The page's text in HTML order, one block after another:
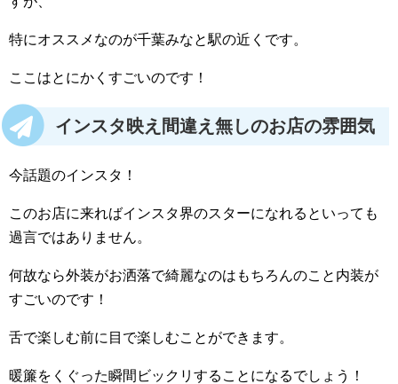
特にオススメなのが千葉みなと駅の近くです。
ここはとにかくすごいのです！
インスタ映え間違え無しのお店の雰囲気
今話題のインスタ！
このお店に来ればインスタ界のスターになれるといっても
過言ではありません。
何故なら外装がお洒落で綺麗なのはもちろんのこと内装が
すごいのです！
舌で楽しむ前に目で楽しむことができます。
暖簾をくぐった瞬間ビックリすることになるでしょう！